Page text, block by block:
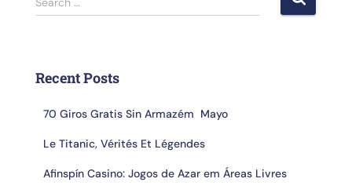
Recent Posts
70 Giros Gratis Sin Armazém ️ Mayo
Le Titanic, Vérités Et Légendes
Afinspín Casino: Jogos de Azar em Áreas Livres